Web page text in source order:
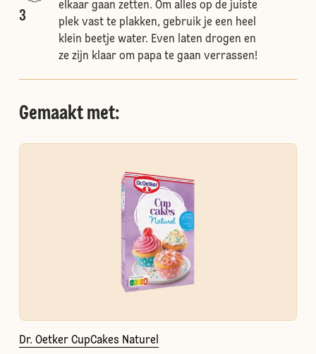
3
elkaar gaan zetten. Om alles op de juiste
plek vast te plakken, gebruik je een heel
klein beetje water. Even laten drogen en
ze zijn klaar om papa te gaan verrassen!
Gemaakt met:
Dr. Oetker CupCakes Naturel